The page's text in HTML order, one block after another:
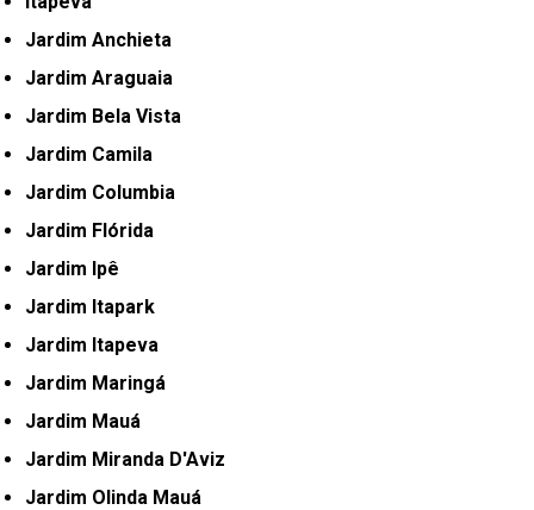
Jardim Anchieta
Jardim Araguaia
Jardim Bela Vista
Jardim Camila
Jardim Columbia
Jardim Flórida
Jardim Ipê
Jardim Itapark
Jardim Itapeva
Jardim Maringá
Jardim Mauá
Jardim Miranda D'Aviz
Jardim Olinda Mauá